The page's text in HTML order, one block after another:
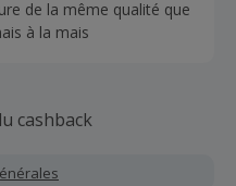
de la même qualité que
à la mais
cashback